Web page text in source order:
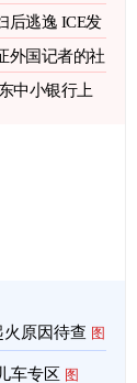
后逃逸 ICE发
外国记者的社
中小银行上
原因待查 图
车专区 图